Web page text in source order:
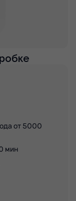
от 5000
мин